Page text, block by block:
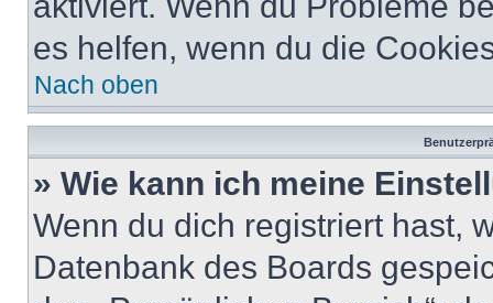
es helfen, wenn du die
Nach oben
» Wie kann ich meine
Wenn du dich registriert hast,
Datenbank des Boards